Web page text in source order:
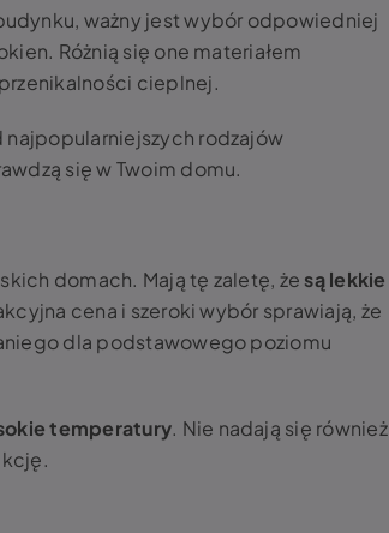
ważny jest wybór odpowiedniej
Różnią się one materiałem
cieplnej.
rodzajów
się w Twoim domu.
domach. Mają tę zaletę, że są lekkie
cena i szeroki wybór sprawiają, że
dla podstawowego poziomu
temperatury. Nie nadają się również